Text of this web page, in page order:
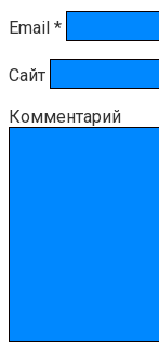
Email *
Сайт
Комментарий